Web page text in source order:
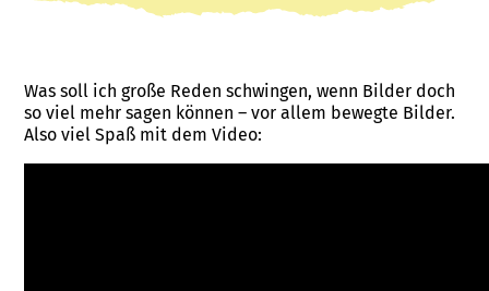
Was soll ich große Reden schwingen, wenn Bilder doch
so viel mehr sagen können – vor allem bewegte Bilder.
Also viel Spaß mit dem Video: